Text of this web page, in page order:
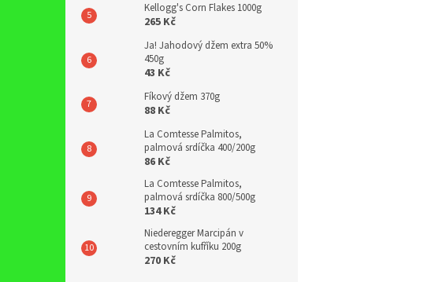
Kellogg's Corn Flakes 1000g
265 Kč
Ja! Jahodový džem extra 50%
450g
43 Kč
Fíkový džem 370g
88 Kč
La Comtesse Palmitos,
palmová srdíčka 400/200g
86 Kč
La Comtesse Palmitos,
palmová srdíčka 800/500g
134 Kč
Niederegger Marcipán v
cestovním kufříku 200g
270 Kč